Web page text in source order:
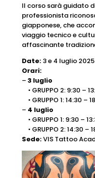
Il corso sarà guidato
professionista
giapponese, che
viaggio tecnico e
affascinante
Date:3 e 4 luglio 2025
Orari:
– 3 luglio
• GRUPPO 2: 9:30 –
• GRUPPO 1: 14:30 –
– 4 luglio
• GRUPPO 1: 9:30 –
• GRUPPO 2: 14:30 –
Sede:VIS Tattoo